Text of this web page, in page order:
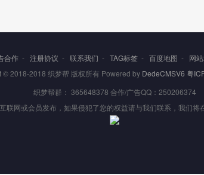
合作 - 注册协议 - 联系我们 - TAG标签 - 百度地图 - 网
© 2018-2018 织梦帮 版权所有 Powered by DedeCMSV6 粤
织梦帮群： 365648378 合作/广告QQ：250206374
联网或会员发布，如果侵犯了您的权益请与我们联系，我们将